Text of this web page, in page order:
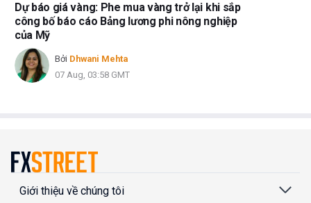
Dự báo giá vàng: Phe mua vàng trở lại khi sắp
công bố báo cáo Bảng lương phi nông nghiệp
của Mỹ
Bởi Dhwani Mehta
07 Aug, 03:58 GMT
Giới thiệu về chúng tôi